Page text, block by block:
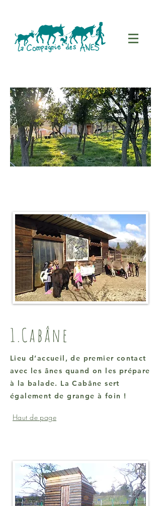
1.Cabâne
Lieu d’accueil, de premier contact
avec les ânes quand on les prépare
à la balade. La Cabâne sert
également de grange à foin !
Haut de page